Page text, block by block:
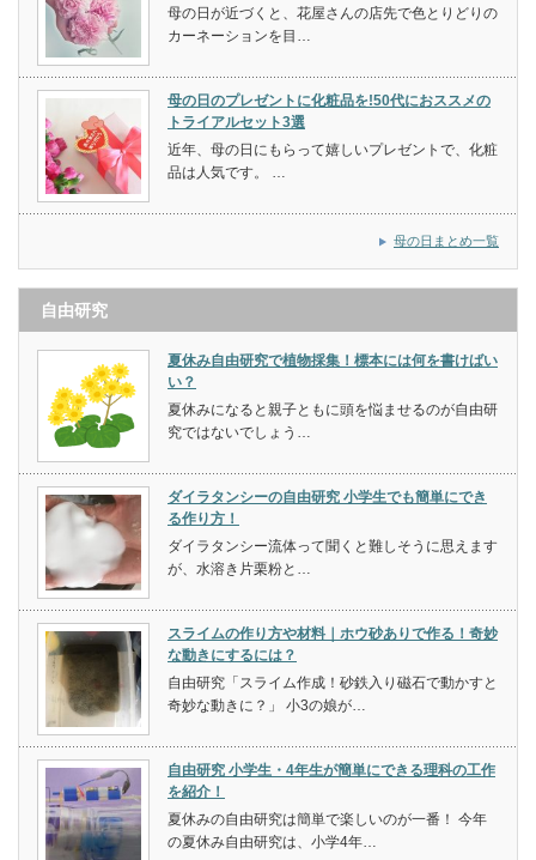
母の日が近づくと、花屋さんの店先で色とりどりの
カーネーションを目…
母の日のプレゼントに化粧品を!50代におススメの
トライアルセット3選
近年、母の日にもらって嬉しいプレゼントで、化粧
品は人気です。 …
母の日まとめ一覧
自由研究
夏休み自由研究で植物採集！標本には何を書けばい
い？
夏休みになると親子ともに頭を悩ませるのが自由研
究ではないでしょう…
ダイラタンシーの自由研究 小学生でも簡単にでき
る作り方！
ダイラタンシー流体って聞くと難しそうに思えます
が、水溶き片栗粉と…
スライムの作り方や材料｜ホウ砂ありで作る！奇妙
な動きにするには？
自由研究「スライム作成！砂鉄入り磁石で動かすと
奇妙な動きに？」 小3の娘が…
自由研究 小学生・4年生が簡単にできる理科の工作
を紹介！
夏休みの自由研究は簡単で楽しいのが一番！ 今年
の夏休み自由研究は、小学4年…